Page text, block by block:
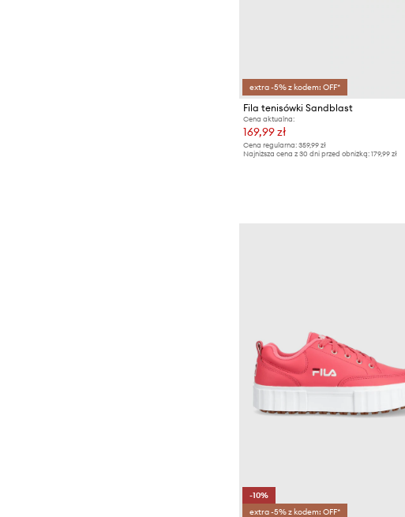
extra -5% z kodem: OFF*
Fila tenisówki Sandblast
Cena aktualna:
169,99 zł
Cena regularna: 359,99 zł
Najniższa cena z 30 dni przed obniżką: 179,99 zł
-10%
extra -5% z kodem: OFF*